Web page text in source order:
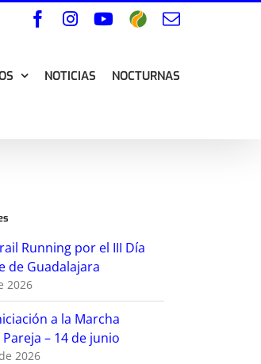
Facebook
Instagram
YouTube
WikilocCorreo
NOTICIAS NOCTURNAS
Running por el III Día
de Guadalajara
2026
a la Marcha
– 14 de junio
2026